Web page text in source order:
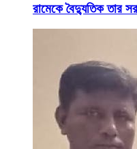
রামেকে বৈদ্যুতিক তার